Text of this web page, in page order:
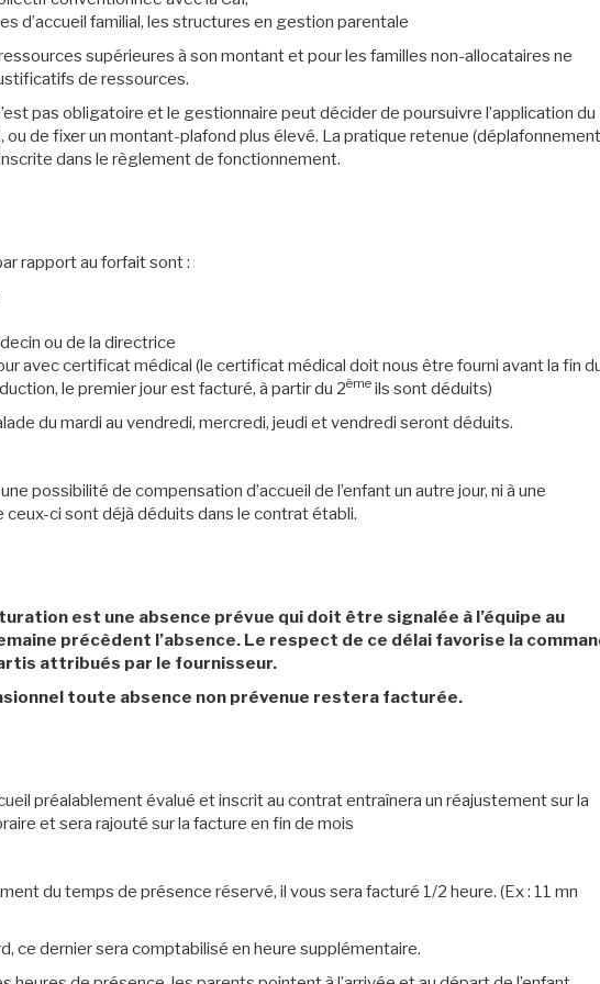
d’accueil familial, les structures en gestion parentale
supérieures à son montant et pour les familles non-allocataires ne
de ressources.
pas obligatoire et le gestionnaire peut décider de poursuivre l’application du
ou de fixer un montant-plafond plus élevé. La pratique retenue (déplafonnement
dans le règlement de fonctionnement.
rapport au forfait sont :
ou de la directrice
avec certificat médical (le certificat médical doit nous être fourni avant la fin
le premier jour est facturé, à partir du 2ème ils sont déduits)
du mardi au vendredi, mercredi, jeudi et vendredi seront déduits.
possibilité de compensation d’accueil de l’enfant un autre jour, ni à une
ci sont déjà déduits dans le contrat établi.
est une absence prévue qui doit être signalée à l’équipe au
précèdent l’absence. Le respect de ce délai favorise la
attribués par le fournisseur.
toute absence non prévenue restera facturée.
préalablement évalué et inscrit au contrat entraînera un réajustement sur la
et sera rajouté sur la facture en fin de mois
du temps de présence réservé, il vous sera facturé 1/2 heure. (Ex : 11 mn
ce dernier sera comptabilisé en heure supplémentaire.